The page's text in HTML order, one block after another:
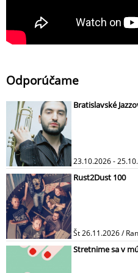
Odporúčame
Bratislavské
23.10.2026 -
Rust2Dust 100
Št 26.11.2026 /
Stretnime sa v